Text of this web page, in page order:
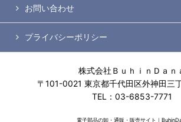
お問い合わせ
プライバシーポリシー
株式会社ＢｕｈｉｎＤａｎ
〒101-0021 東京都千代田区外神田三
TEL：03-6853-7771
電子部品の卸・通販・販売サイト｜